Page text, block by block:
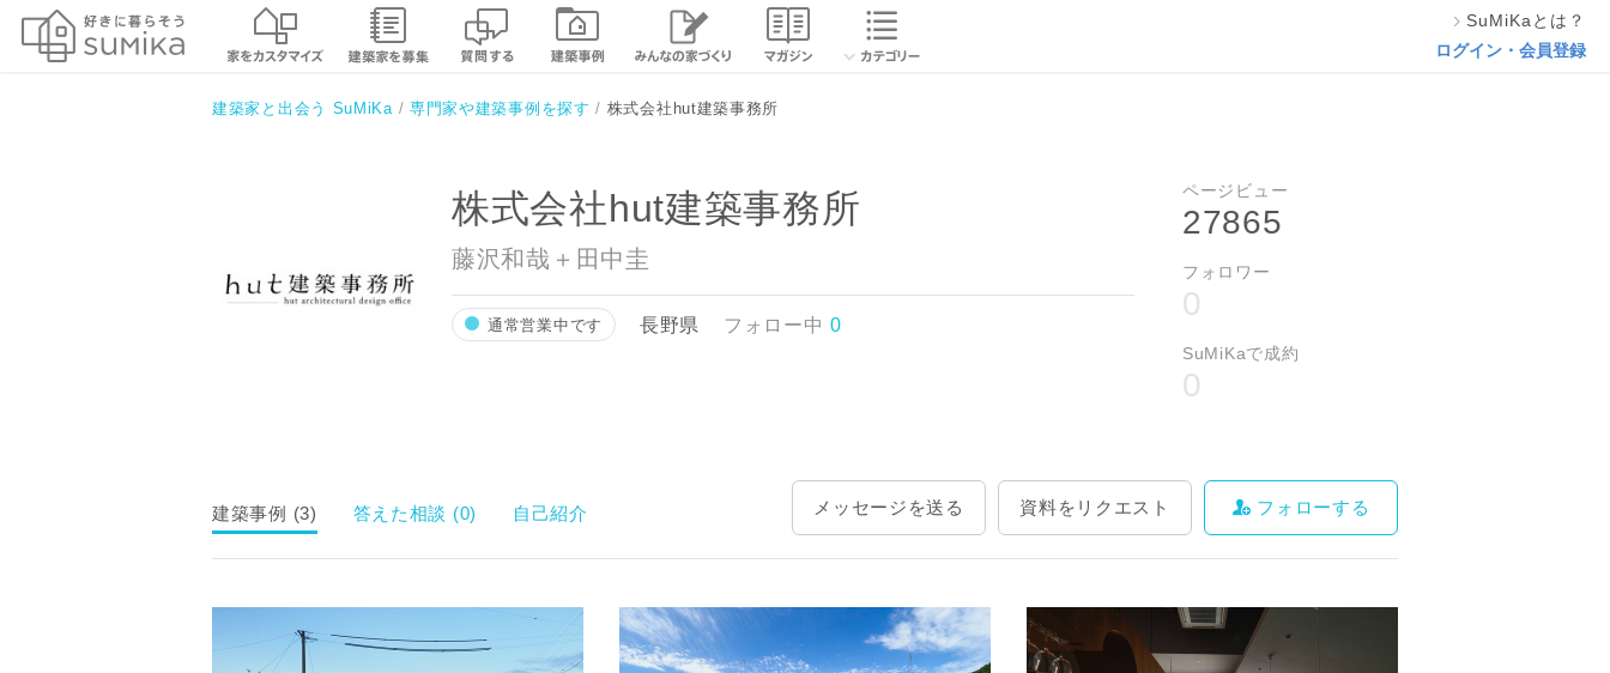
SuMiKaとは？
ログイン・会員登録
建築家と出会う SuMiKa 専門家や建築事例を探す 株式会社hut建築事務所
株式会社hut建築事務所 相談する
株式会社hut建築事務所
藤沢和哉＋田中圭
通常営業中です 長野県 フォロー中 0
ページビュー
27865
フォロワー
0
SuMiKaで成約
0
建築事例 (3) 答えた相談 (0) 自己紹介 メッセージを送る 資料をリクエスト フォローする
メールアドレス
ご住所 郵便番号 -